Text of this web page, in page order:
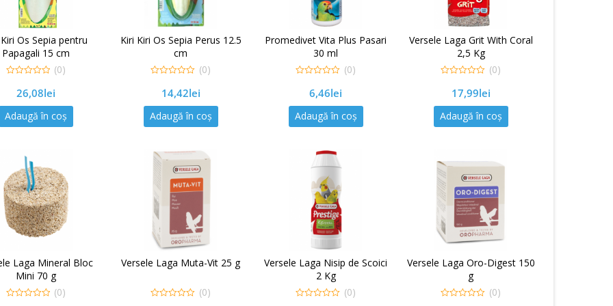
Os Sepia pentru
Papagali 15 cm
5
(0)
26,08lei
Adaugă în coș
Kiri Kiri Os Sepia Perus 12.5
cm
5
(0)
14,42lei
Adaugă în coș
Promedivet Vita Plus Pasari
30 ml
5
(0)
6,46lei
Adaugă în coș
Versele Laga Grit With Coral
2,5 Kg
5
(0)
17,99lei
Adaugă în coș
Laga Mineral Bloc
Mini 70 g
(0)
Versele Laga Muta-Vit 25 g
(0)
Versele Laga Nisip de Scoici
2 Kg
(0)
Versele Laga Oro-Digest 150
g
(0)